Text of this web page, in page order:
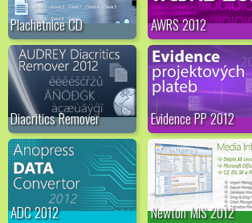
Plachetnice CD AWRS 2012
Diacritics Remover Evidence PP 2012
ADC 2012 Newton MIS 2012